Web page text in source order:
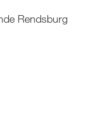
Rendsburg